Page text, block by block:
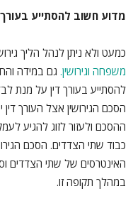
מדוע חשוב להסתייע בעורך
כמעט ולא ניתן לנהל הליך
משפחה וגירושין. גם במידה
להסתייע בעורך דין על מנת
הסכם הגירושין אצל העורך דין
ההסכם ולעזור לזוג להגיע
כבוד שתי הצדדים. הסכם
האינטרסים של שתי הצדדים
במהלך תקופה זו.